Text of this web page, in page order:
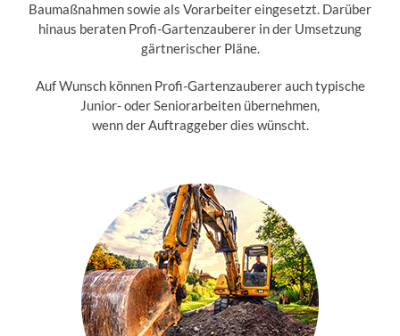
Baumaßnahmen sowie als Vorarbeiter eingesetzt. Darüber
hinaus beraten Profi-Gartenzauberer in der Umsetzung
gärtnerischer Pläne.
Auf Wunsch können Profi-Gartenzauberer auch typische
Junior- oder Seniorarbeiten übernehmen,
wenn der Auftraggeber dies wünscht.